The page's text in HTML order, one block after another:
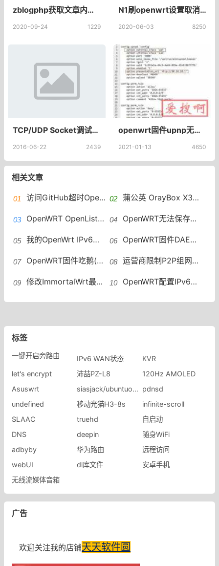
zblogphp获取文章内容清除摘要代码网页代码去除空格并控制字数的方法
2020-09-24 1229
N1刷openwrt设置取消“桥接接口”不能进入路由器后台管理界面 N1 OpenWRT设置旁单臂路由设置
2020-06-03 8250
TCP/UDP Socket调试工具(SocketTool调试软件下载)V2.3官方版
2016-06-22 2439
openwrt固件upnp无法使用/失效UPnP不能使用解决办法​
2021-01-13 4650
相关文章
访问GitHub超时OpenWRT设置加速访问 GitHub host自动更新 蒲公英 OrayBox X3A 解锁ssh 安装OpenWRT VirtualHere实现USB共享
OpenWRT OpenList安装教程OpenList安装 OpenWRT无法保存修改配置mounting fs with errors, running e2fsck is recommended
我的OpenWrt IPv6折腾记OpenWrt如何配置IPv6地址段 OpenWRT固件DAE（鹅）插件一键安装脚本
OpenWRT固件吃鹅(DAE) 个人配置分享 运营商限制P2P组网怎么办？OpenWRT远程组网绕过限速
修改ImmortalWrt最大连接数方法OpenWRT修改最大连接数 OpenWRT配置IPv6中继WAN6接口没有DHCP OpenWRT IPv6中继
标签
一键开启旁路由 IPv6 WAN状态
KVR
let's encrypt
沛喆PZ-L8
120Hz AMOLED
Asuswrt
siasjack/ubuntuopenwr pdnsd
undefined
移动光猫H3-8s
infinite-scroll
SLAAC
truehd
自启动
DNS
deepin
随身WiFi
adbyby
华为路由
远程访问
webUI
dl库文件
安卓手机
无线流媒体音箱
广告
欢迎关注我的店铺天天软件圆